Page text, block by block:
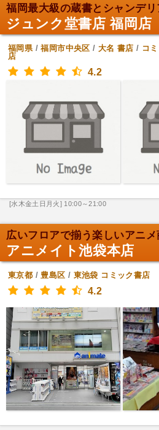
福岡最大級の蔵書とシャンデリ
ジュンク堂書店 福岡店
福岡県/福岡市中央区 / 大名 書店 / コ
店
4.2
[水木金土日月火] 10:00～21:00
広いフロアで揃う楽しいアニメ
アニメイト池袋本店
東京都 /豊島区 / 東池袋 コミック書店
4.2